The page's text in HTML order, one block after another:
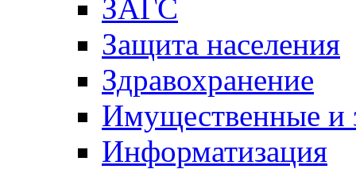
ЗАГС
Защита населения
Здравохранение
Имущественные и
Информатизация